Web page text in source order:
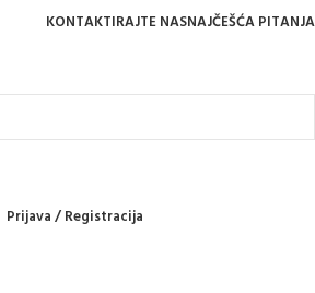
KONTAKTIRAJTE NASNAJČEŠĆA PITANJA
Prijava / Registracija